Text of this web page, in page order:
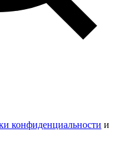
конфиденциальности и